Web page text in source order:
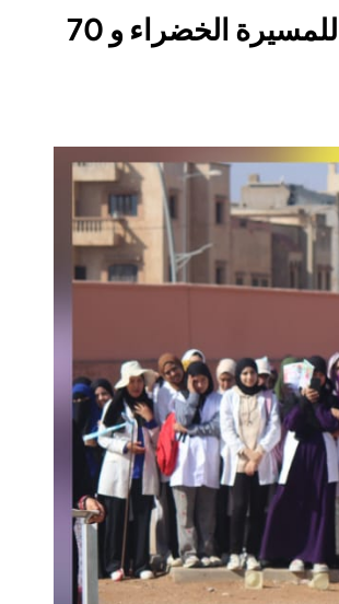
الثانوية التأهيلية الإمام الغزالي تخليدا للذكرى 50 للمسيرة الخضراء و 70